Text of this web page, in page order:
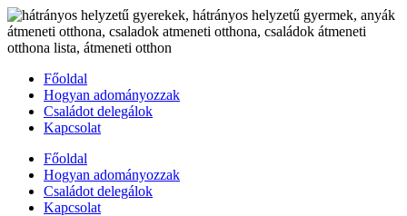
Skip
to
content
Főoldal
Hogyan adományozzak
Családot delegálok
Kapcsolat
Főoldal
Hogyan adományozzak
Családot delegálok
Kapcsolat